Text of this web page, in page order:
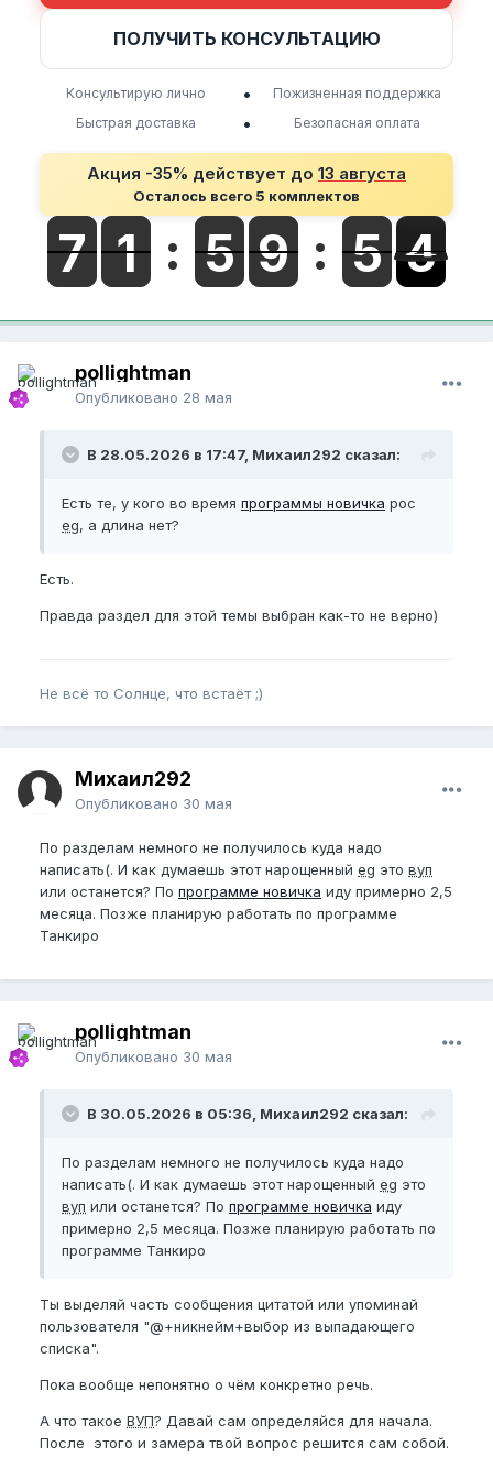
ПОЛУЧИТЬ КОНСУЛЬТАЦИЮ
Консультирую лично •
Пожизненная поддержка
Быстрая доставка
• Безопасная оплата
Акция -35% действует до 13 августа
Осталось всего 5 комплектов
pollightman
Опубликовано 28 мая
В 28.05.2026 в 17:47, Михаил292 сказал:
Есть те, у кого во время программы новичка рос
eg, а длина нет?
Есть.
Правда раздел для этой темы выбран как-то не верно)
Не всё то Солнце, что встаёт ;)
Михаил292
Опубликовано 30 мая
По разделам немного не получилось куда надо
написать(. И как думаешь этот нарощенный eg это вуп
или останется? По программе новичка иду примерно 2,5
месяца. Позже планирую работать по программе
Танкиро
pollightman
Опубликовано 30 мая
В 30.05.2026 в 05:36, Михаил292 сказал:
По разделам немного не получилось куда надо
написать(. И как думаешь этот нарощенный eg это
вуп или останется? По программе новичка иду
примерно 2,5 месяца. Позже планирую работать по
программе Танкиро
Ты выделяй часть сообщения цитатой или упоминай
пользователя "@+никнейм+выбор из выпадающего
списка".
Пока вообще непонятно о чём конкретно речь.
А что такое ВУП? Давай сам определяйся для начала.
После этого и замера твой вопрос решится сам собой.